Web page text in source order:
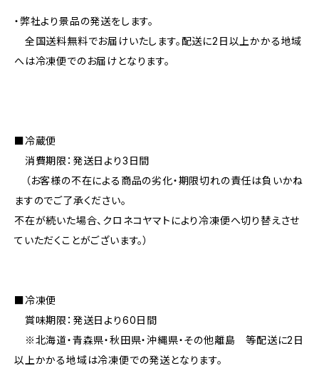
・弊社より景品の発送をします。
全国送料無料でお届けいたします。配送に2日以上かかる地域
へは冷凍便でのお届けとなります。
■冷蔵便
消費期限：発送日より3日間
（お客様の不在による商品の劣化・期限切れの責任は負いかね
ますのでご了承ください。
不在が続いた場合、クロネコヤマトにより冷凍便へ切り替えさせ
ていただくことがございます。）
■冷凍便
賞味期限：発送日より60日間
※北海道・青森県・秋田県・沖縄県・その他離島 等配送に2日
以上かかる地域は冷凍便での発送となります。